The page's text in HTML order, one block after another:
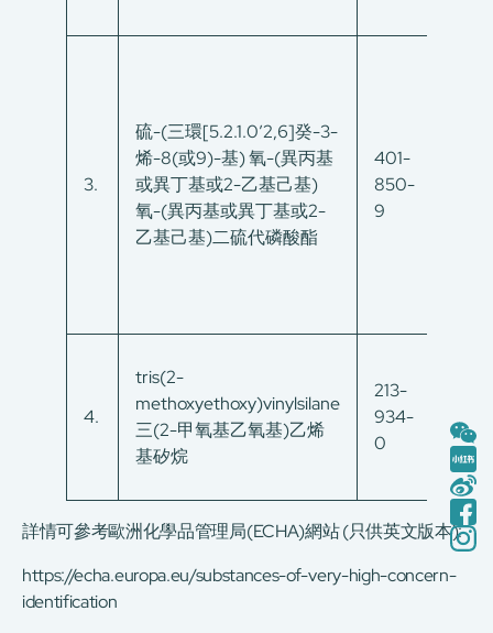
3.
硫-(三環[5.2.1.0’2,6]癸-3-
烯-8(或9)-基) 氧-(異丙基
或異丁基或2-乙基己基)
氧-(異丙基或異丁基或2-
乙基己基)二硫代磷酸酯
401-
850-
9
4.
tris(2-
methoxyethoxy)vinylsilane
三(2-甲氧基乙氧基)乙烯
基矽烷
213-
934-
0
53-4
詳情可參考歐洲化學品管理局(ECHA)網站 (只供英文版本):
https://echa.europa.eu/substances-of-very-high-concern-
identification